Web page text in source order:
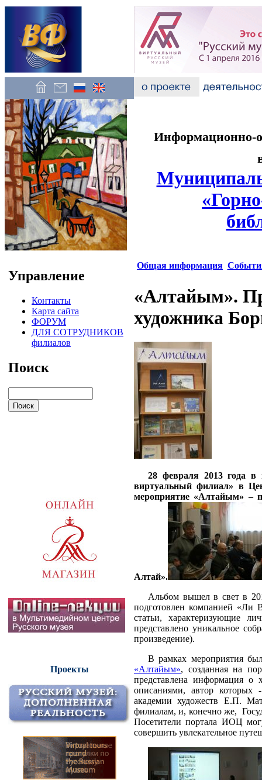
Управление
Контакты
Карта сайта
ФОРУМ
ДЛЯ СОТРУДНИКОВ
филиалов
Поиск
Проекты
Информационно-
Общая информация
«Алтайым».
художника
28 февраля 2013 года в
виртуальный филиал» в
мероприятие «Алтайым» –
Алтай».
Альбом вышел в свет в
подготовлен компанией «Ли
статьи, характеризующие
представлено уникальное
произведение).
В рамках мероприятия
«Алтайым», созданная на
представлена информация о
описаниями, автор которых -
академии художеств Е.П.
филиалам, и, конечно же,
Посетители портала ИОЦ
совершить увлекательное